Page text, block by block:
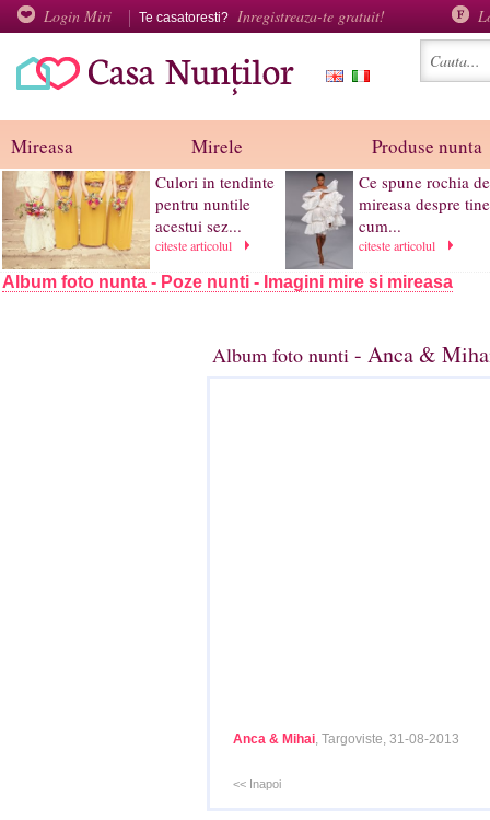
Login Miri Te casatoresti? Inregistreaza-te gratuit!
Mireasa Mirele Produse nunta
Culori in tendinte
pentru nuntile
acestui sez...
citeste articolul
Ce spune rochia de
mireasa despre
cum...
citeste articolul
Album foto nunta - Poze nunti - Imagini mire si mireasa
Album foto nunti - Anca &
Anca & Mihai, Targoviste, 31-08-2013
<< Inapoi